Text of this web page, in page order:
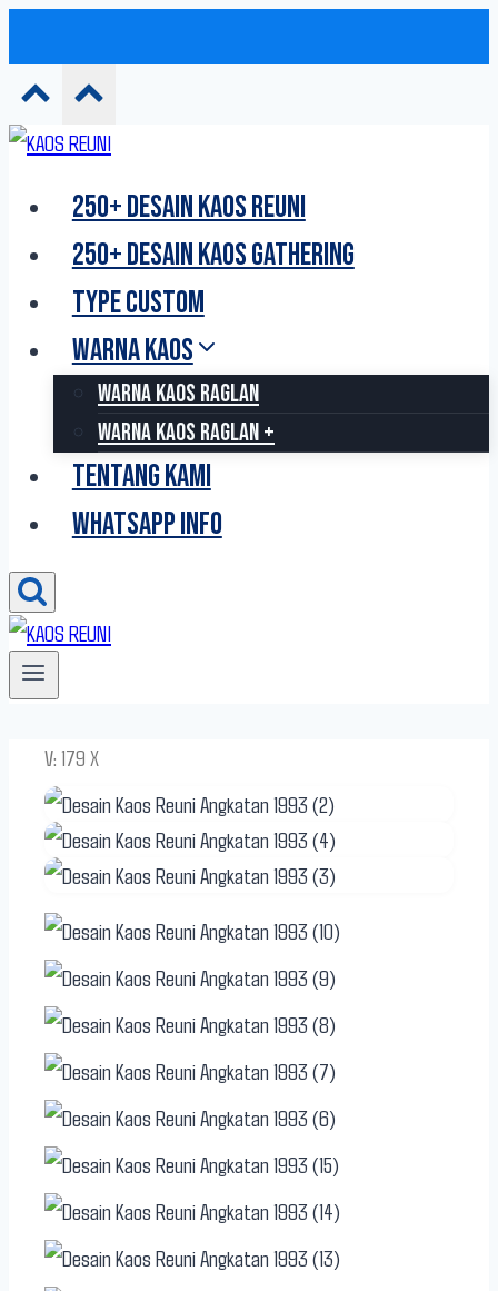
Skip
content
250+ DESAIN KAOS REUNI
250+ DESAIN KAOS GATHERING
TYPE CUSTOM
WARNA KAOS
WARNA KAOS RAGLAN
WARNA KAOS RAGLAN +
TENTANG KAMI
WHATSAPP INFO
V: 179 X